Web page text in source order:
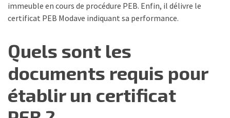
immeuble en cours de procédure PEB. Enfin, il délivre le
certificat PEB Modave indiquant sa performance.
Quels sont les
documents requis pour
établir un certificat